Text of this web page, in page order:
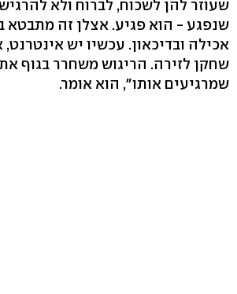
שעוזר להן לשכוח, לברוח ולא
שנפגע - הוא פגיע. אצלן זה מתבטא
אכילה ובדיכאון. עכשיו יש
שחקן לזירה. הריגוש משחרר בגוף
שמרגיעים אותו", הוא אומר.